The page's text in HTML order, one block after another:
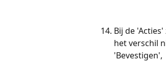
Bij de
het verschil
'Bevestigen',